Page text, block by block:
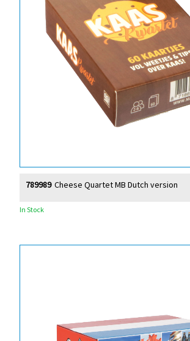
Cheese Quartet MB Dutch version
789989
In Stock